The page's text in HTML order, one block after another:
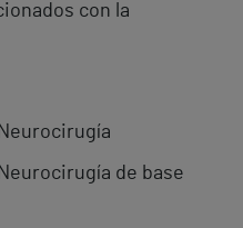
con la
de base